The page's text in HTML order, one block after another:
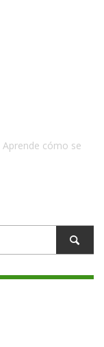
Aprende cómo se